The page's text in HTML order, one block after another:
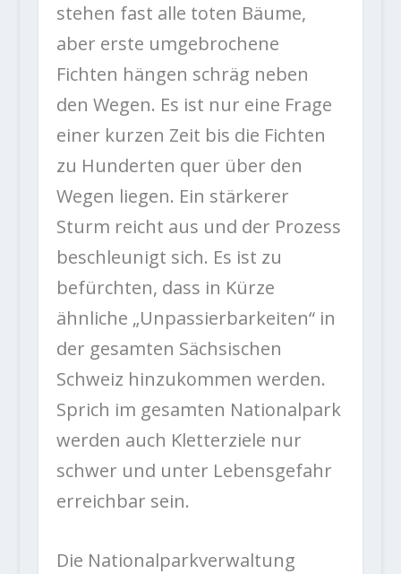
stehen fast alle toten Bäume,
aber erste umgebrochene
Fichten hängen schräg neben
den Wegen. Es ist nur eine Frage
einer kurzen Zeit bis die Fichten
zu Hunderten quer über den
Wegen liegen. Ein stärkerer
Sturm reicht aus und der Prozess
beschleunigt sich. Es ist zu
befürchten, dass in Kürze
ähnliche „Unpassierbarkeiten“ in
der gesamten Sächsischen
Schweiz hinzukommen werden.
Sprich im gesamten Nationalpark
werden auch Kletterziele nur
schwer und unter Lebensgefahr
erreichbar sein.
Die Nationalparkverwaltung